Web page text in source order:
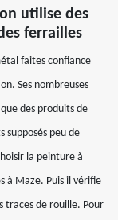
utilise des
ferrailles
faites confiance
Ses nombreuses
des produits de
supposés peu de
la peinture à
à Maze. Puis il vérifie
traces de rouille. Pour